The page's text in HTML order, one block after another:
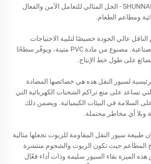
ومقاوم الزيوت من SHUNNAI - الحل المثالي للتعامل الآمن والفعال
ومطاعم الطعام.
عالي الجودة خصيصًا لتلبية الاحتياجات
الصعبة في البيئات الصناعية. مصنوع من مادة PVC متينة، ويوفّر سطحًا
على طول خط الإنتاج.
لسيور النقل هذه هي خصائصها المضادة
تساعد على منع تراكم الشحنات الكهربائية التي
السلامة في البيئات الكيميائية. ويضمن ذلك
وبلا أي مخاطر محتملة.
طبيعة سيور النقل المقاومة للزيوت تجعلها مثالية
المطاعم حيث تكون الزيوت والشحوم منتشرة
الميزة بقاء السيور سليمة وذات أداء فعّال